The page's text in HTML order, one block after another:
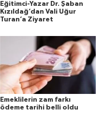
Eğitimci-Yazar Dr. Şaban
Kızıldağ’dan Vali Uğur
Turan’a Ziyaret
Emeklilerin zam farkı
ödeme tarihi belli oldu